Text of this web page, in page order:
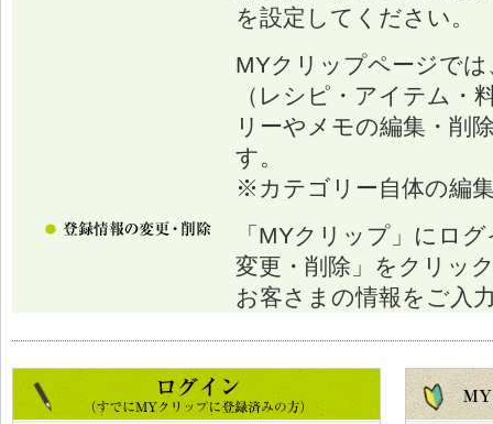
を設定してください。
MYクリップページで
（レシピ・アイテム・
リーやメモの編集・削
す。
※カテゴリー自体の編
「MYクリップ」にロ
変更・削除」をクリッ
お客さまの情報をご入